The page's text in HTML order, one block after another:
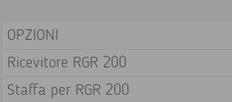
OPZIONI
Ricevitore RGR 200
Staffa per RGR 200